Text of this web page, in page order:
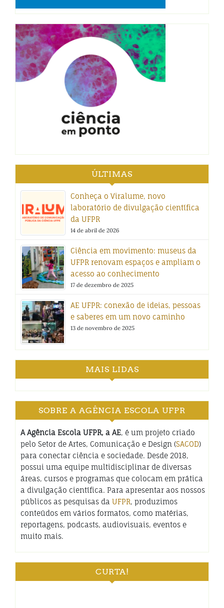
ÚLTIMAS
Conheça o Viralume, novo
laboratório de divulgação científica
da UFPR
14 de abril de 2026
Ciência em movimento: museus da
UFPR renovam espaços e ampliam o
acesso ao conhecimento
17 de dezembro de 2025
AE UFPR: conexão de ideias, pessoas
e saberes em um novo caminho
13 de novembro de 2025
MAIS LIDAS
SOBRE A AGÊNCIA ESCOLA UFPR
A Agência Escola UFPR, a AE, é um projeto criado
pelo Setor de Artes, Comunicação e Design (SACOD)
para conectar ciência e sociedade. Desde 2018,
possui uma equipe multidisciplinar de diversas
áreas, cursos e programas que colocam em prática
a divulgação científica. Para apresentar aos nossos
públicos as pesquisas da UFPR, produzimos
conteúdos em vários formatos, como matérias,
reportagens, podcasts, audiovisuais, eventos e
muito mais.
CURTA!